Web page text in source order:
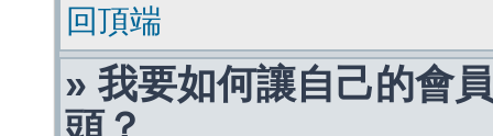
回頂端
» 我要如何讓自己的會
頭？